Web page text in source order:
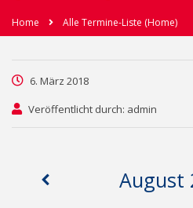
Home Alle Termine-Liste (Home)
6. März 2018
Veröffentlicht durch: admin
August